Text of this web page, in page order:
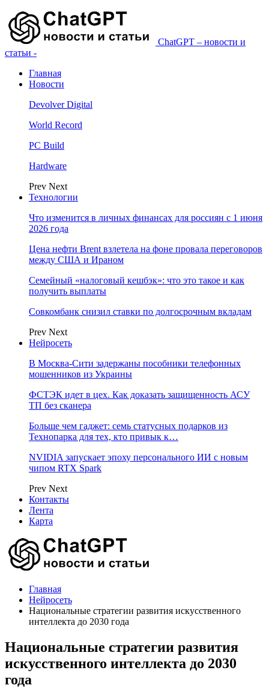
ChatGPT – новости и
статьи -
Главная
Новости
Devolver Digital
World Record
PC Build
Hardware
Prev Next
Технологии
Что изменится в личных финансах для россиян с 1 июня
2026 года
Цена нефти Brent взлетела на фоне провала переговоров
между США и Ираном
Семейный «налоговый кешбэк»: что это такое и как
получить выплаты
Совкомбанк снизил ставки по долгосрочным вкладам
Prev Next
Нейросеть
В Москва-Сити задержаны пособники телефонных
мошенников из Украины
ФСТЭК идет в цех. Как доказать защищенность АСУ
ТП без сканера
Больше чем гаджет: семь статусных подарков из
Технопарка для тех, кто привык к…
NVIDIA запускает эпоху персонального ИИ с новым
чипом RTX Spark
Prev Next
Контакты
Лента
Карта
Главная
Нейросеть
Национальные стратегии развития искусственного
интеллекта до 2030 года
Национальные стратегии развития
искусственного интеллекта до 2030
года